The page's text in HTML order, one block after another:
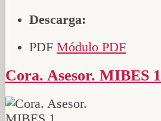
Descarga:
PDF Módulo PDF
Cora. Asesor. MIBES 1